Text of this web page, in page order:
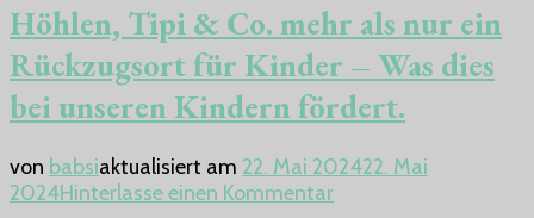
Höhlen, Tipi & Co. mehr als nur ein
Rückzugsort für Kinder – Was dies
bei unseren Kindern fördert.
von babsiaktualisiert am 22. Mai 202422. Mai
2024Hinterlasse einen Kommentarzu